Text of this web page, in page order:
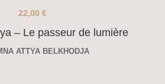
– Le passeur de lumière
22,00 €
ATTYA BELKHODJA